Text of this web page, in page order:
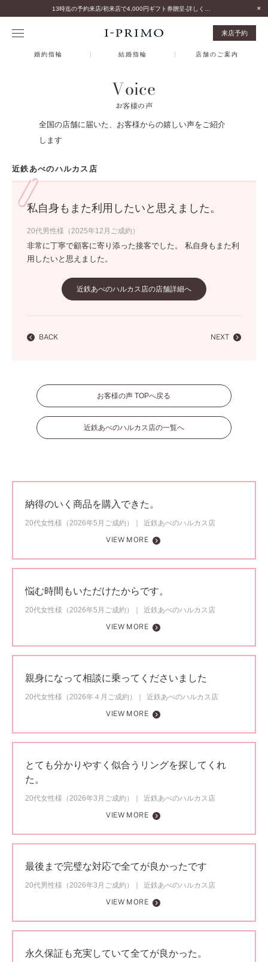
来店予約
婚約指輪 結婚指輪 店舗のご案内
Voice
お客様の声
全国の店舗に届いた、お客様からの嬉しい声をご紹介
します
近鉄あべのハルカス店
私自身もまた利用したいと思えました。
20代男性様（2025年12月ご成約）
非常に丁寧で顧客に寄り添った接客でした。 私自身もまた利
用したいと思えました。
近鉄あべのハルカス店の店舗詳細へ
BACK NEXT
お客様の声 TOPへ戻る
近鉄あべのハルカス店の一覧へ
納得のいく商品を購入できた。
20代女性様（2026年5月ご成約）
近鉄あべのハルカス店
VIEW MORE
悩む時間もいただけたからです。
20代女性様（2026年5月ご成約）
近鉄あべのハルカス店
VIEW MORE
親身になって相談に乗ってくださいました
20代女性様（2026年４月ご成約）
近鉄あべのハルカス店
VIEW MORE
とても分かりやすく似合うリングを探してくれ
た。
20代女性様（2026年3月ご成約）
近鉄あべのハルカス店
VIEW MORE
最後まで完璧な対応で全てが良かったです
20代男性様（2026年3月ご成約）
近鉄あべのハルカス店
VIEW MORE
永久保証も充実していて全てが良かった。